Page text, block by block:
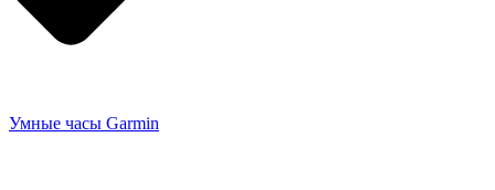
Умные часы Garmin